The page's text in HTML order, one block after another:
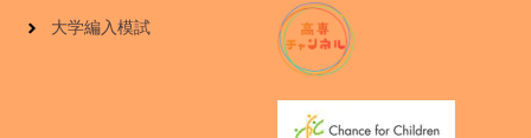
大学編入模試